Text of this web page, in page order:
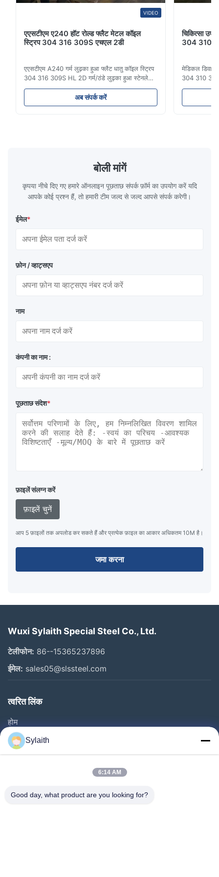
VIDEO
एएसटीएम ए240 हॉट रोल्ड फ्लैट मेटल कॉइल
स्ट्रिप 304 316 309S एचएल 2डी
एएसटीएम A240 गर्म लुढ़का हुआ फ्लैट धातु कॉइल स्ट्रिप
304 316 309S HL 2D गर्म/ठंडे लुढ़का हुआ स्टेनलेस
स्टील कॉइल स्ट्रिप 304 316 309S 310 310S 316L
321 ASTM A240 उत्पाद विनिर्देश उत्पाद का नाम
स्टेनलेस स्टील कॉइल/स्ट्रिप विनिर्देश मोटाईः गर्म लुढ़का
अब संपर्क करें
चिकित्सा
304 310
मेडिकल
304 310 316
रोल्ड कोल्ड
ऑस्टेनिटिक
बोली मांगें
कृपया नीचे दिए गए हमारे ऑनलाइन पूछताछ संपर्क फ़ॉर्म का उपयोग करें यदि
आपके कोई प्रश्न हैं, तो हमारी टीम जल्द से जल्द आपसे संपर्क करेगी।
ईमेल*
फ़ोन / व्हाट्सएप
नाम
कंपनी का नाम :
पूछताछ संदेश*
फ़ाइलें संलग्न करें
फ़ाइलें चुनें
आप 5 फ़ाइलों तक अपलोड कर सकते हैं और प्रत्येक फ़ाइल का आकार अधिकतम 10M है।
जमा करना
Wuxi Sylaith Special Steel Co., Ltd.
टेलीफोन: 86--15365237896
ईमेल: sales05@slssteel.com
त्वरित लिंक
होम
उत्पाद
वीडियो
फैक्टरी यात्रा
Sylaith
6:14 AM
Good day, what product are you looking for?